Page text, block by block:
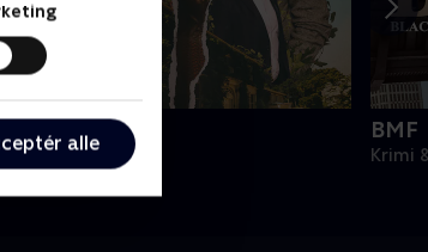
alle
• 1 sæsoner
BMF
Krimi